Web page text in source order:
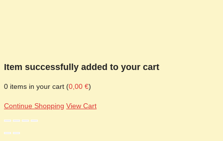
Item successfully added to your cart
0 items in your cart (0,00 €)
Continue Shopping View Cart